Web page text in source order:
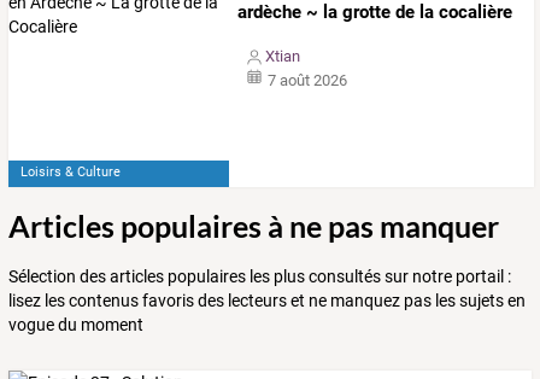
Loisirs & Culture
ardèche ~ la grotte de la cocalière
Xtian
7 août 2026
Articles populaires à ne pas manquer
Sélection des articles populaires les plus consultés sur notre portail :
lisez les contenus favoris des lecteurs et ne manquez pas les sujets en
vogue du moment